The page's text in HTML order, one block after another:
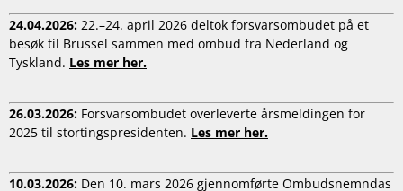
24.04.2026: 22.–24. april 2026 deltok forsvarsombudet på et
besøk til Brussel sammen med ombud fra Nederland og
Tyskland. Les mer her.
26.03.2026: Forsvarsombudet overleverte årsmeldingen for
2025 til stortingspresidenten. Les mer her.
10.03.2026: Den 10. mars 2026 gjennomførte Ombudsnemndas